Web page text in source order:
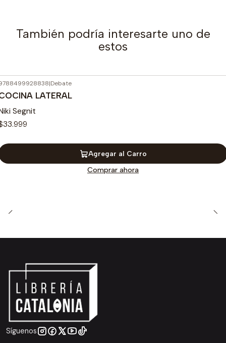
También podría interesarte uno de
estos
|Debate
LATERAL
Segnit
Agregar al Carro
Comprar ahora
Síguenos